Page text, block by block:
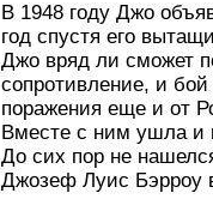
В 1948 году Джо
год спустя его
Джо вряд ли сможет
сопротивление, и
поражения еще и от
Вместе с ним ушла и
До сих пор не
Джозеф Луис Бэрроу